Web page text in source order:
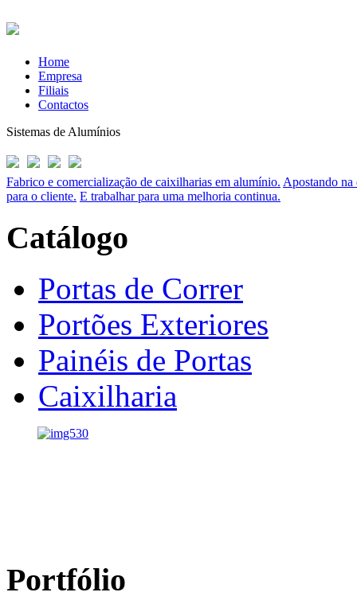
Home
Empresa
Filiais
Contactos
Sistemas de Alumínios
Fabrico e comercialização de caixilharias em alumínio. Apostando na
para o cliente. E trabalhar para uma melhoria continua.
Catálogo
Portas de Correr
Portões Exteriores
Painéis de Portas
Caixilharia
Portfólio